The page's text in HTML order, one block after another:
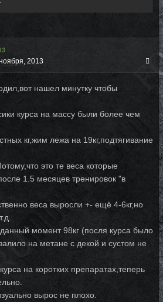
2013
нашел минутку чтобы
курса на массу были более чем
кг,жим лежа на 19кг,подтягивание
это те веса которые
1.5 месяцев тренировок "в
веса выросли +- ещё 4-6кг,но
момент 98кг (посля курса было
на метане с декой и сустом не
на коротких препаратах,теперь
вырос не плохо.